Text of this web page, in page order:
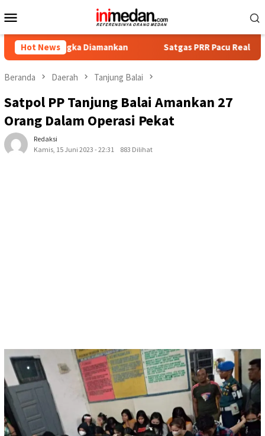
ke
Mobile
Hot News
Diamankan Satgas PRR Pacu Realisasi Tambahan
Beranda Daerah Tanjung Balai
Satpol PP Tanjung Balai Amankan 27
Orang Dalam Operasi Pekat
Redaksi
Kamis, 15 Juni 2023 - 22:31
883 Dilihat